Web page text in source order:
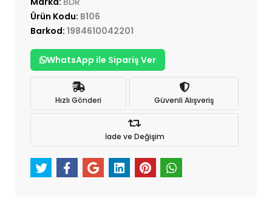
Ürün Kodu: B106
Barkod: 1984610042201
WhatsApp ile Sipariş Ver
Hızlı Gönderi Güvenli Alışveriş
İade ve Değişim